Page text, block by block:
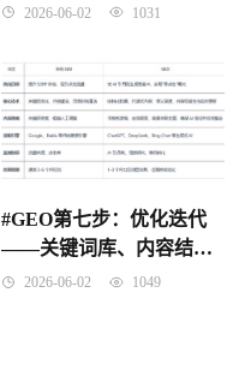
终极解密
2026-06-02 1031
#GEO第七步：优化迭代
——关键词库、内容结构
与平台策略的动态调整
2026-06-02 1049